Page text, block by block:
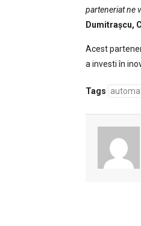
parteneriat ne
Dumitrașcu,
Acest
a investi în
Tags